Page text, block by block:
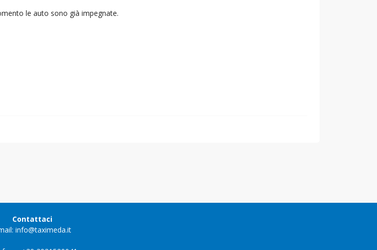
le auto sono già impegnate.
Contattaci
info@taximeda.it